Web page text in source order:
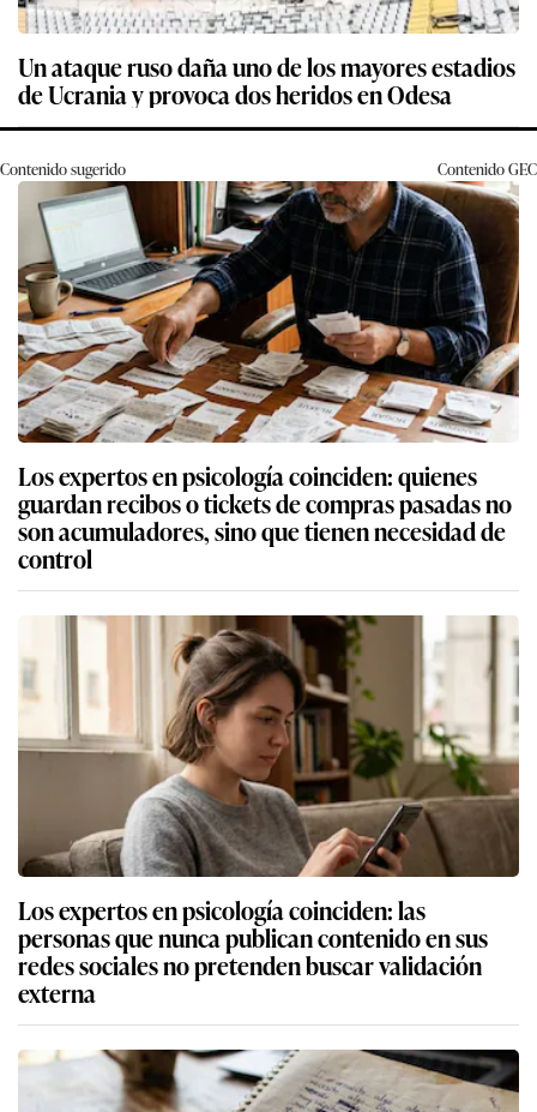
Un ataque ruso daña uno de los mayores estadios
de Ucrania y provoca dos heridos en Odesa
Contenido sugerido ContenidoGEC
Los expertos en psicología coinciden: quienes
guardan recibos o tickets de compras pasadas no
son acumuladores, sino que tienen necesidad de
control
Los expertos en psicología coinciden: las
personas que nunca publican contenido en sus
redes sociales no pretenden buscar validación
externa